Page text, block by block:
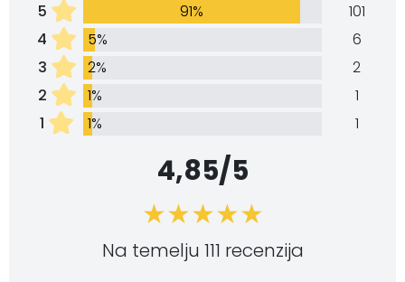
5 91%
101
4
5%
6
3
2%
2
2
1%
1
1
1% 1
4,85/5
Na temelju 111 recenzija